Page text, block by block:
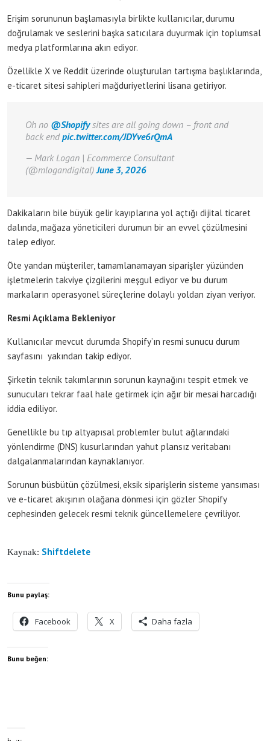
Erişim sorununun başlamasıyla birlikte kullanıcılar, durumu
doğrulamak ve seslerini başka satıcılara duyurmak için toplumsal
medya platformlarına akın ediyor.
Özellikle X ve Reddit üzerinde oluşturulan tartışma başlıklarında,
e-ticaret sitesi sahipleri mağduriyetlerini lisana getiriyor.
Oh no @Shopifysites are all going down – front and
back endpic.twitter.com/JDYve6rQmA
— Mark Logan | Ecommerce Consultant
(@mlogandigital)June 3, 2026
Dakikaların bile büyük gelir kayıplarına yol açtığı dijital ticaret
dalında, mağaza yöneticileri durumun bir an evvel çözülmesini
talep ediyor.
Öte yandan müşteriler, tamamlanamayan siparişler yüzünden
işletmelerin takviye çizgilerini meşgul ediyor ve bu durum
markaların operasyonel süreçlerine dolaylı yoldan ziyan veriyor.
Resmi Açıklama Bekleniyor
Kullanıcılar mevcut durumda Shopify’ın resmi sunucu durum
sayfasını yakından takip ediyor.
Şirketin teknik takımlarının sorunun kaynağını tespit etmek ve
sunucuları tekrar faal hale getirmek için ağır bir mesai harcadığı
iddia ediliyor.
Genellikle bu tıp altyapısal problemler bulut ağlarındaki
yönlendirme (DNS) kusurlarından yahut plansız veritabanı
dalgalanmalarından kaynaklanıyor.
Sorunun büsbütün çözülmesi, eksik siparişlerin sisteme yansıması
ve e-ticaret akışının olağana dönmesi için gözler Shopify
cephesinden gelecek resmi teknik güncellemelere çevriliyor.
Kaynak: Shiftdelete
Bunu paylaş:
Facebook X Daha fazla
Bunu beğen: